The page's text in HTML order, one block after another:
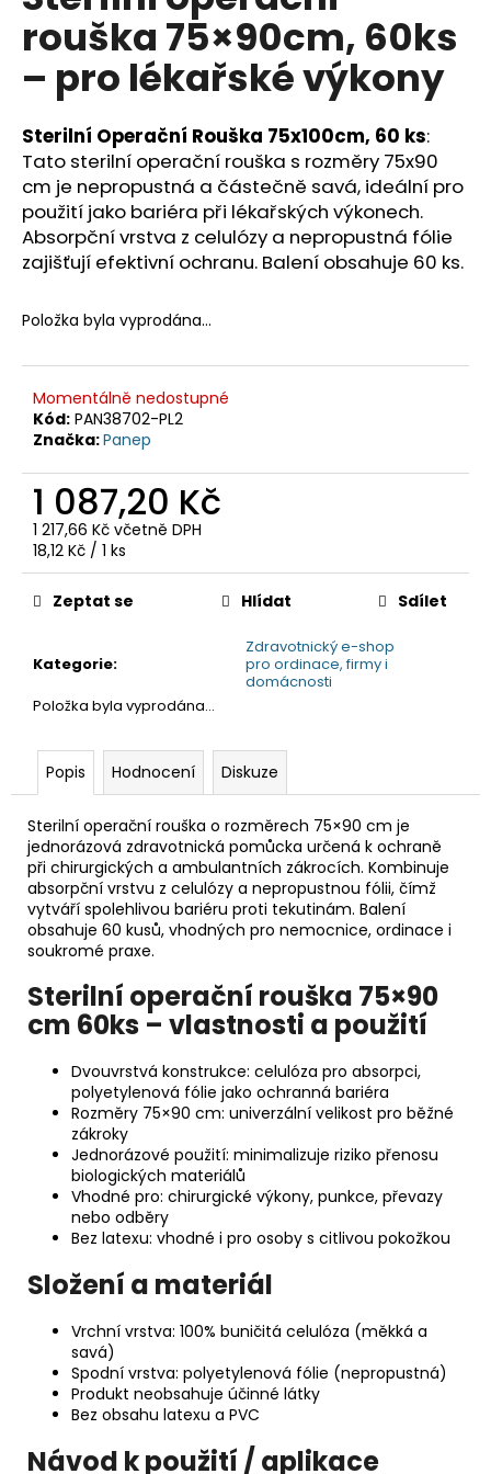
hvězdiček.
rouška 75×90cm, 60ks
– pro lékařské výkony
Sterilní Operační Rouška 75x100cm, 60 ks:
Tato sterilní operační rouška s rozměry 75x90
cm je nepropustná a částečně savá, ideální pro
použití jako bariéra při lékařských výkonech.
Absorpční vrstva z celulózy a nepropustná fólie
zajišťují efektivní ochranu. Balení obsahuje 60 ks.
Položka byla vyprodána…
Momentálně nedostupné
Kód: PAN38702-PL2
Značka:Panep
1 087,20 Kč
1 217,66 Kč včetně DPH
Měrná
cena:
18,12 Kč / 1 ks
Kategorie:
Zdravotnický e-shop
pro ordinace, firmy i
domácnosti
Položka byla vyprodána…
Zeptat se Hlídat Sdílet
Popis Hodnocení Diskuze
Sterilní operační rouška o rozměrech 75×90 cm je
jednorázová zdravotnická pomůcka určená k ochraně
při chirurgických a ambulantních zákrocích. Kombinuje
absorpční vrstvu z celulózy a nepropustnou fólii, čímž
vytváří spolehlivou bariéru proti tekutinám. Balení
obsahuje 60 kusů, vhodných pro nemocnice, ordinace i
soukromé praxe.
Sterilní operační rouška 75×90
cm 60ks – vlastnosti a použití
Dvouvrstvá konstrukce: celulóza pro absorpci,
polyetylenová fólie jako ochranná bariéra
Rozměry 75×90 cm: univerzální velikost pro běžné
zákroky
Jednorázové použití: minimalizuje riziko přenosu
biologických materiálů
Vhodné pro: chirurgické výkony, punkce, převazy
nebo odběry
Bez latexu: vhodné i pro osoby s citlivou pokožkou
Složení a materiál
Vrchní vrstva: 100% buničitá celulóza (měkká a
savá)
Spodní vrstva: polyetylenová fólie (nepropustná)
Produkt neobsahuje účinné látky
Bez obsahu latexu a PVC
Návod k použití / aplikace
a
j
í
?
HLEDAT
o
p
o
u
č
u
e
m
e